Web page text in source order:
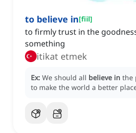
to believe in[fiil]
to firmly trust in the
something
itikat etmek
Ex: We should all believe in the
to make the world a better